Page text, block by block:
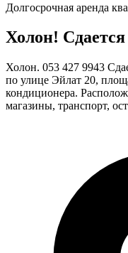
Долгосрочная аренда
Холон!
Холон. 053 427 9943
по улице Эйлат 20,
кондиционера.
магазины, транспорт,